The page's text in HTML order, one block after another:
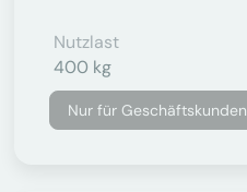
Nutzlast
400 kg
Nur für Geschäftskunden